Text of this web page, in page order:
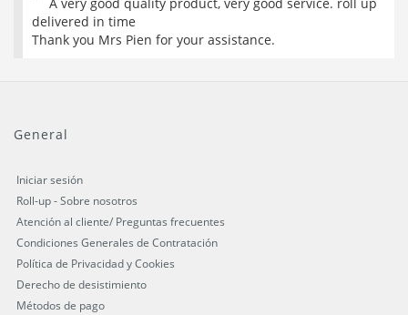
delivered in time
Thank you Mrs Pien for your assistance.
General
Iniciar sesión
Roll-up - Sobre nosotros
Atención al cliente/ Preguntas frecuentes
Condiciones Generales de Contratación
Política de Privacidad y Cookies
Derecho de desistimiento
Métodos de pago